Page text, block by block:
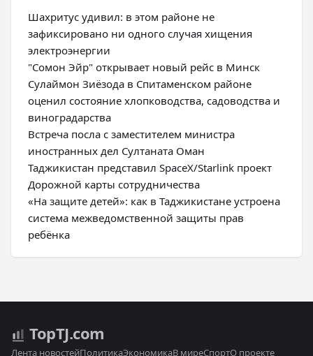
Шахритус удивил: в этом районе не
зафиксировано ни одного случая хищения
электроэнергии
"Сомон Эйр" открывает новый рейс в Минск
Сулаймон Зиёзода в Спитаменском районе
оценил состояние хлопководства, садоводства и
виноградарства
Встреча посла с заместителем министра
иностранных дел Султаната Оман
Таджикистан представил SpaceX/Starlink проект
Дорожной карты сотрудничества
«На защите детей»: как в Таджикистане устроена
система межведомственной защиты прав
ребёнка
TopTJ.com
Лента новостейПолитикаЭкономикаВ миреСпортО проекте